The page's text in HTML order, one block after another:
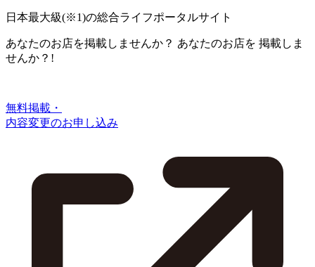
日本最大級(※1)の総合ライフポータルサイト
あなたのお店を掲載しませんか？ あなたのお店を 掲載しま
せんか？!
無料掲載・
内容変更のお申し込み